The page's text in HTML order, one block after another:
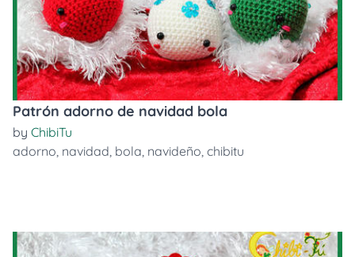
Patrón adorno de navidad bola
by ChibiTu
adorno, navidad, bola, navideño, chibitu